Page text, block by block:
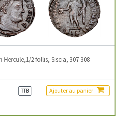
Hercule,1/2 follis, Siscia, 307-308
TTB Ajouter au panier